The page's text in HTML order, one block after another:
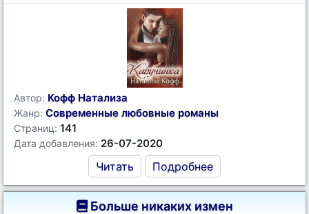
Автор: Кофф Натализа
Жанр: Современные любовные романы
Страниц: 141
Дата добавления: 26-07-2020
Читать Подробнее
Больше никаких измен